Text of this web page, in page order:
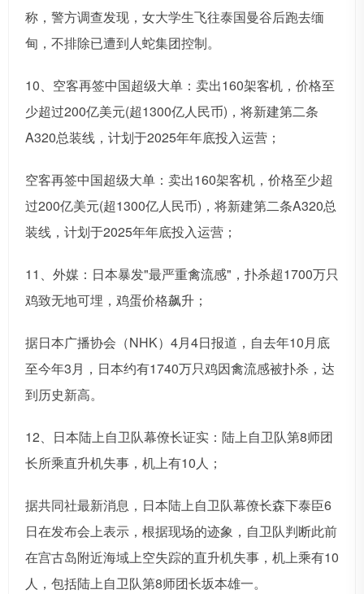
称，警方调查发现，女大学生飞往泰国曼谷后跑去缅
甸，不排除已遭到人蛇集团控制。
10、空客再签中国超级大单：卖出160架客机，价格至
少超过200亿美元(超1300亿人民币)，将新建第二条
A320总装线，计划于2025年年底投入运营；
空客再签中国超级大单：卖出160架客机，价格至少超
过200亿美元(超1300亿人民币)，将新建第二条A320总
装线，计划于2025年年底投入运营；
11、外媒：日本暴发"最严重禽流感"，扑杀超1700万只
鸡致无地可埋，鸡蛋价格飙升；
据日本广播协会（NHK）4月4日报道，自去年10月底
至今年3月，日本约有1740万只鸡因禽流感被扑杀，达
到历史新高。
12、日本陆上自卫队幕僚长证实：陆上自卫队第8师团
长所乘直升机失事，机上有10人；
据共同社最新消息，日本陆上自卫队幕僚长森下泰臣6
日在发布会上表示，根据现场的迹象，自卫队判断此前
在宫古岛附近海域上空失踪的直升机失事，机上乘有10
人，包括陆上自卫队第8师团长坂本雄一。